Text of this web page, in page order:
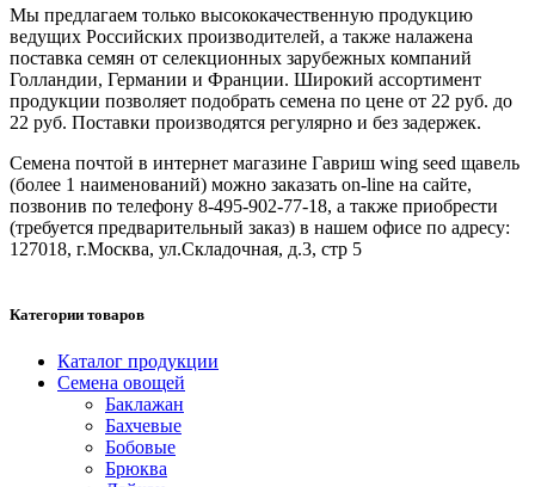
Мы предлагаем только высококачественную продукцию
ведущих Российских производителей, а также налажена
поставка семян от селекционных зарубежных компаний
Голландии, Германии и Франции. Широкий ассортимент
продукции позволяет подобрать семена по цене от 22 руб. до
22 руб. Поставки производятся регулярно и без задержек.
Семена почтой в интернет магазине Гавриш wing seed щавель
(более 1 наименований) можно заказать on-line на сайте,
позвонив по телефону 8-495-902-77-18, а также приобрести
(требуется предварительный заказ) в нашем офисе по адресу:
127018, г.Москва, ул.Складочная, д.3, стр 5
Категории товаров
Каталог продукции
Семена овощей
Баклажан
Бахчевые
Бобовые
Брюква